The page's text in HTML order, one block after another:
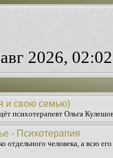
2026, 02:02
и свою семью)
психотерапевт Ольга
- Психотерапия
отдельного человека, а всю